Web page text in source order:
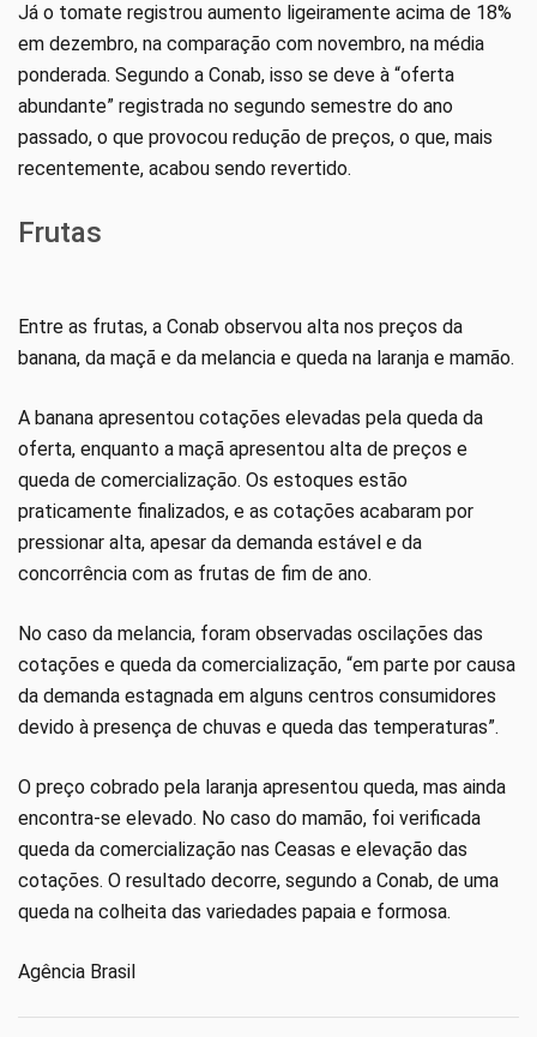
Já o tomate registrou aumento ligeiramente acima de 18%
em dezembro, na comparação com novembro, na média
ponderada. Segundo a Conab, isso se deve à “oferta
abundante” registrada no segundo semestre do ano
passado, o que provocou redução de preços, o que, mais
recentemente, acabou sendo revertido.
Frutas
Entre as frutas, a Conab observou alta nos preços da
banana, da maçã e da melancia e queda na laranja e mamão.
A banana apresentou cotações elevadas pela queda da
oferta, enquanto a maçã apresentou alta de preços e
queda de comercialização. Os estoques estão
praticamente finalizados, e as cotações acabaram por
pressionar alta, apesar da demanda estável e da
concorrência com as frutas de fim de ano.
No caso da melancia, foram observadas oscilações das
cotações e queda da comercialização, “em parte por causa
da demanda estagnada em alguns centros consumidores
devido à presença de chuvas e queda das temperaturas”.
O preço cobrado pela laranja apresentou queda, mas ainda
encontra-se elevado. No caso do mamão, foi verificada
queda da comercialização nas Ceasas e elevação das
cotações. O resultado decorre, segundo a Conab, de uma
queda na colheita das variedades papaia e formosa.
Agência Brasil